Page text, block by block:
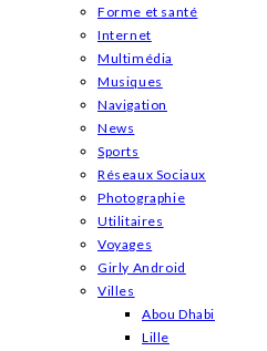
Forme et santé
Internet
Multimédia
Musiques
Navigation
News
Sports
Réseaux Sociaux
Photographie
Utilitaires
Voyages
Girly Android
Villes
Abou Dhabi
Lille